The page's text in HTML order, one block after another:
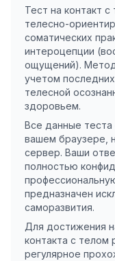
Тест на контакт
телесно-
соматических
интероцепции
ощущений).
учетом
телесной
здоровьем.
Все данные
вашем браузере,
сервер. Ваши
полностью
предназначен
саморазвития.
Для достижения
контакта с телом
регулярное